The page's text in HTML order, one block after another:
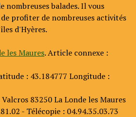
nombreuses balades. Il vous
profiter de nombreuses activités
d'Hyères.
les Maures. Article connexe :
: 43.184777 Longitude :
83250 La Londe les Maures
- Télécopie : 04.94.35.03.73